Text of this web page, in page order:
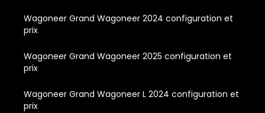
Wagoneer Grand Wagoneer 2024 configuration et
prix
Wagoneer Grand Wagoneer 2025 configuration et
prix
Wagoneer Grand Wagoneer L 2024 configuration et
prix